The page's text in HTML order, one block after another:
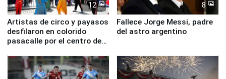
12
Artistas de circo y payasos
desfilaron en colorido
pasacalle por el centro de
8
Fallece Jorge Messi, padre
del astro argentino